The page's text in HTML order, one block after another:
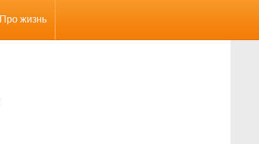
Про жизнь